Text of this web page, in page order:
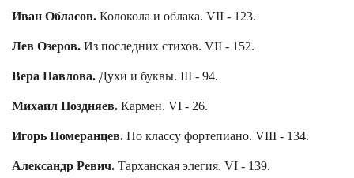
Иван Обласов. Колокола и облака. VII - 123.
Лев Озеров. Из последних стихов. VII - 152.
Вера Павлова. Духи и буквы. III - 94.
Михаил Поздняев. Кармен. VI - 26.
Игорь Померанцев. По классу фортепиано. VIII - 134.
Александр Ревич. Тарханская элегия. VI - 139.